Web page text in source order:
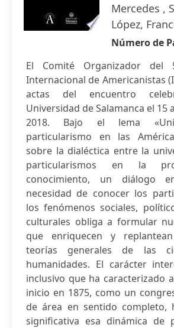
Mercedes ,
López,
Número de
El Comité Organizador del
Internacional de Americanistas
actas del encuentro
Universidad de Salamanca el 15
2018. Bajo el lema
particularismo en las
sobre la dialéctica entre la
particularismos en la
conocimiento, un diálogo
necesidad de conocer los
los fenómenos sociales,
culturales obliga a formular
que enriquecen y
teorías generales de las
humanidades. El carácter
inclusivo que ha caracterizado
inicio en 1875, como un
de área en sentido completo,
significativa esa dinámica de